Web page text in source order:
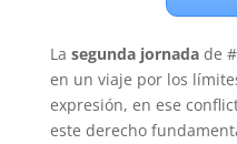
La segunda jornadade
en un viaje por los
expresión, en ese
este derecho